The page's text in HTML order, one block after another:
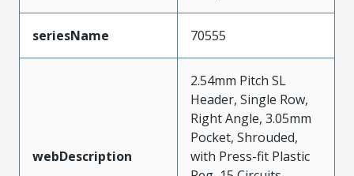
seriesName 70555
webDescription
2.54mm Pitch SL
Header, Single Row,
Right Angle, 3.05mm
Pocket, Shrouded,
with Press-fit Plastic